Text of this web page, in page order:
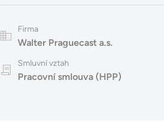
Firma
Walter Praguecast a.s.
Smluvní vztah
Pracovní smlouva (HPP)